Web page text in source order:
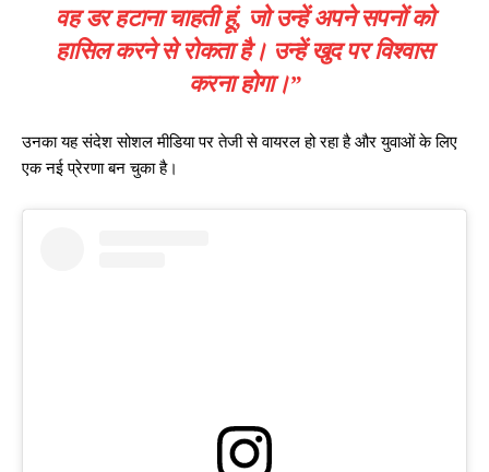
वह डर हटाना चाहती हूं, जो उन्हें अपने सपनों को
हासिल करने से रोकता है। उन्हें खुद पर विश्वास
करना होगा।”
उनका यह संदेश सोशल मीडिया पर तेजी से वायरल हो रहा है और युवाओं के लिए
एक नई प्रेरणा बन चुका है।